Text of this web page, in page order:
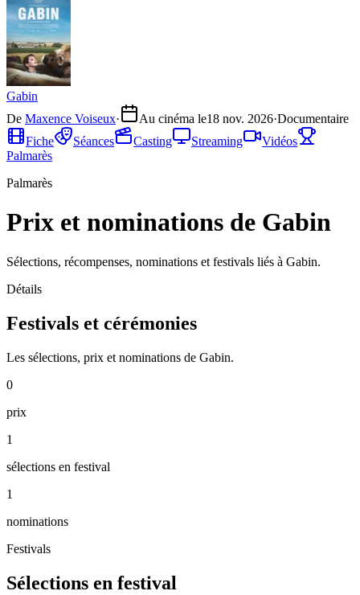
Gabin
De Maxence Voiseux· Au cinéma le18 nov. 2026·Documentaire
Fiche
Séances Casting Streaming
Vidéos
Palmarès
Palmarès
Prix et nominations de Gabin
Sélections, récompenses, nominations et festivals liés à Gabin.
Détails
Festivals et cérémonies
Les sélections, prix et nominations de Gabin.
0
prix
1
sélections en festival
1
nominations
Festivals
Sélections en festival